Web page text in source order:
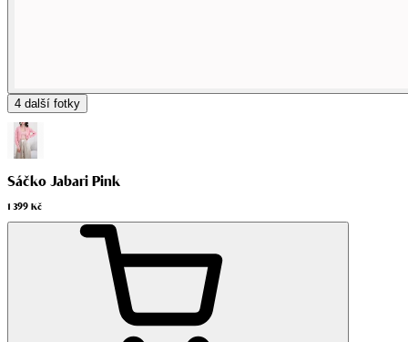
4 další fotky
Sáčko Jabari Pink
1 399 Kč